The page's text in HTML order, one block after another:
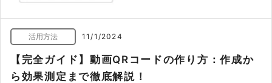
活用方法 11/1/2024
【完全ガイド】動画QRコードの作り方：作成か
ら効果測定まで徹底解説！